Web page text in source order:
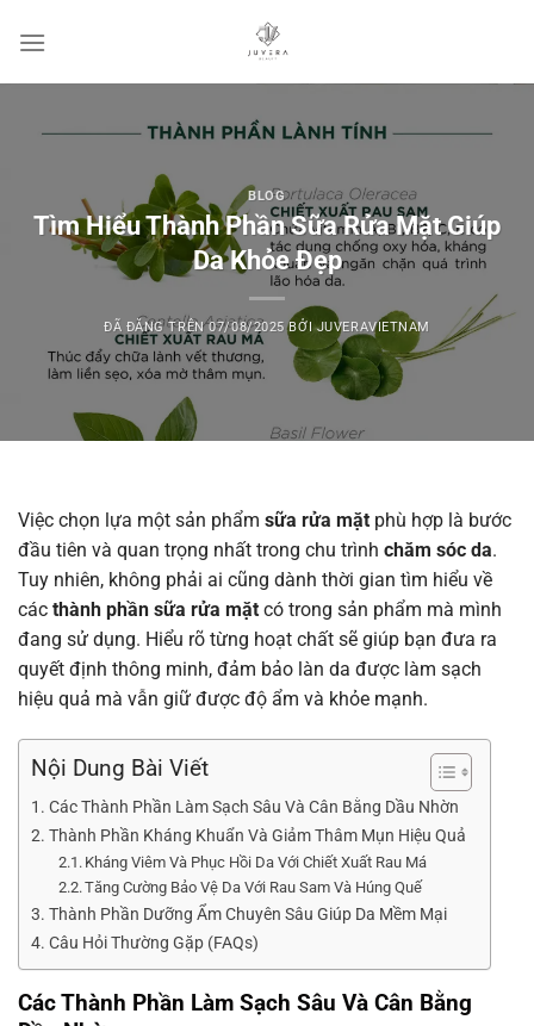
đến
BLOG
Tìm Hiểu Thành Phần Sữa Rửa Mặt Giúp
Da Khỏe Đẹp
ĐÃ ĐĂNG TRÊN07/08/2025 BỞIJUVERAVIETNAM
Việc chọn lựa một sản phẩm sữa rửa mặt phù hợp là bước
đầu tiên và quan trọng nhất trong chu trình chăm sóc da.
Tuy nhiên, không phải ai cũng dành thời gian tìm hiểu về
các thành phần sữa rửa mặt có trong sản phẩm mà mình
đang sử dụng. Hiểu rõ từng hoạt chất sẽ giúp bạn đưa ra
quyết định thông minh, đảm bảo làn da được làm sạch
hiệu quả mà vẫn giữ được độ ẩm và khỏe mạnh.
Nội Dung Bài Viết
Các Thành Phần Làm Sạch Sâu Và Cân Bằng Dầu Nhờn
Thành Phần Kháng Khuẩn Và Giảm Thâm Mụn Hiệu Quả
Kháng Viêm Và Phục Hồi Da Với Chiết Xuất Rau Má
Tăng Cường Bảo Vệ Da Với Rau Sam Và Húng Quế
Thành Phần Dưỡng Ẩm Chuyên Sâu Giúp Da Mềm Mại
Câu Hỏi Thường Gặp (FAQs)
Các Thành Phần Làm Sạch Sâu Và Cân Bằng